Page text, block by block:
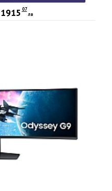
1915 07
лв